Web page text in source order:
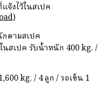
จ้งไว้ในสเปค
ตามสเปค
นสเปค รับน้ำหนัก 400 kg. /
kg. / 4 ลูก / รถเข็น 1